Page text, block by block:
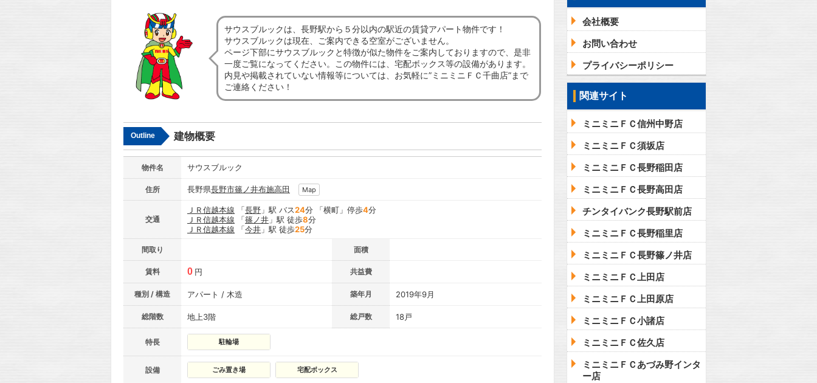
サウスブルックは、長野駅から５分以内の駅近の賃貸アパート物件です！
サウスブルックは現在、ご案内できる空室がございません。
ページ下部にサウスブルックと特徴が似た物件をご案内しておりますので、是非
一度ご覧になってください。この物件には、宅配ボックス等の設備があります。
内見や掲載されていない情報等については、お気軽に”ミニミニＦＣ千曲店”まで
ご連絡ください！
Outline 建物概要
物件名 サウスブルック
住所 長野県長野市篠ノ井布施高田 Map
交通
ＪＲ信越本線 「長野 」駅 バス24分 「横町」停歩4分
ＪＲ信越本線 「篠ノ井 」駅 徒歩8分
ＪＲ信越本線 「今井 」駅 徒歩25分
間取り 面積
賃料 0 円 共益費
種別 / 構造 アパート / 木造 築年月 2019年9月
総階数 地上3階 総戸数 18戸
特長 駐輪場
設備 ごみ置き場 宅配ボックス
会社概要
お問い合わせ
プライバシーポリシー
関連サイト
ミニミニＦＣ信州中野店
ミニミニＦＣ須坂店
ミニミニＦＣ長野稲田店
ミニミニＦＣ長野高田店
チンタイバンク長野駅前店
ミニミニＦＣ長野稲里店
ミニミニＦＣ長野篠ノ井店
ミニミニＦＣ上田店
ミニミニＦＣ上田原店
ミニミニＦＣ小諸店
ミニミニＦＣ佐久店
ミニミニＦＣあづみ野インタ
ー店